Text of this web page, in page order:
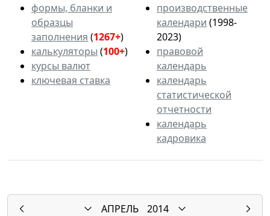
формы, бланки и
образцы
заполнения (1267+)
калькуляторы (100+)
курсы валют
ключевая ставка
производственные
календари (1998-
2023)
правовой
календарь
календарь
статистической
отчетности
календарь
кадровика
АПРЕЛЬ
2014